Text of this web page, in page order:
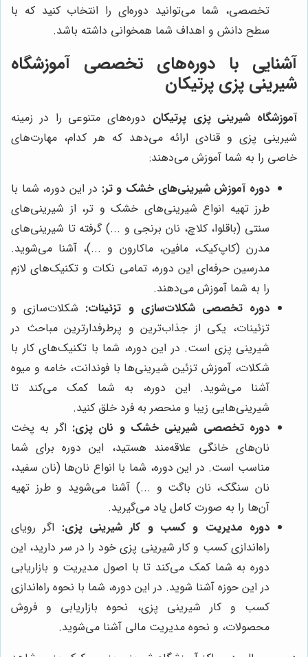
تخصصی، شما می‌توانید دوره‌ای را انتخاب کنید که با
سطح دانش و اهداف شما همخوانی داشته باشد.
آشنایی با دوره‌های تخصصی آموزشگاه
شیرینی پزی پرتیکان
آموزشگاه شیرینی پزی پرتیکان دوره‌های متنوعی را در زمینه
شیرینی پزی و قنادی ارائه می‌دهد که هر کدام، مهارت‌های
خاصی را به شما آموزش می‌دهند:
دوره آموزش شیرینی‌های خشک و تر: در این دوره، شما با
طرز تهیه انواع شیرینی‌های خشک و تر، از شیرینی‌های
سنتی (باقلوا، کلاچ، نان برنجی و ...) گرفته تا شیرینی‌های
مدرن (کاپ‌کیک، مافین، ماکارون و ...)، آشنا می‌شوید.
مدرسین حرفه‌ای این دوره، تمامی نکات و تکنیک‌های لازم
را به شما آموزش می‌دهند.
دوره تخصصی شکلات‌سازی و تزئینات: شکلات‌سازی و
تزئینات، یکی از جذاب‌ترین و پرطرفدارترین مباحث در
شیرینی پزی است. در این دوره، شما با تکنیک‌های کار با
شکلات، آموزش تزئین شیرینی‌ها با فوندانت، خامه و میوه
آشنا می‌شوید. این دوره، به شما کمک می‌کند تا
شیرینی‌هایی زیبا و منحصر به فرد خلق کنید.
دوره تخصصی شیرینی خشک و نان پزی: اگر به پخت
نان‌های خانگی علاقه‌مند هستید، این دوره برای شما
مناسب است. در این دوره، شما با انواع نان‌ها (نان سفید،
نان سنگک، نان باگت و ...) آشنا می‌شوید و طرز تهیه
آن‌ها را به صورت کامل یاد می‌گیرید.
دوره مدیریت و کسب و کار شیرینی پزی: اگر رویای
راه‌اندازی کسب و کار شیرینی پزی خود را در سر دارید، این
دوره به شما کمک می‌کند تا با اصول مدیریت و بازاریابی
در این حوزه آشنا شوید. در این دوره، شما با نحوه راه‌اندازی
کسب و کار شیرینی پزی، نحوه بازاریابی و فروش
محصولات، و نحوه مدیریت مالی آشنا می‌شوید.